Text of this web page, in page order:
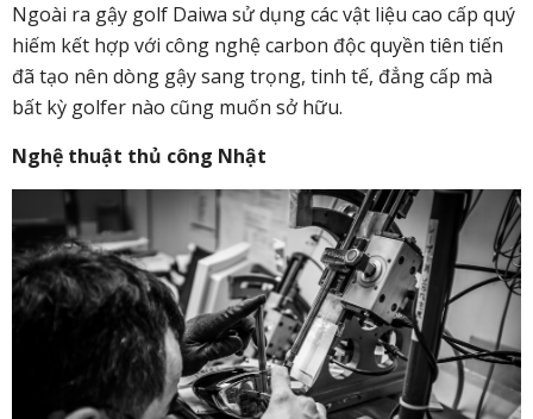
Ngoài ra gậy golf Daiwa sử dụng các vật liệu cao cấp quý
hiếm kết hợp với công nghệ carbon độc quyền tiên tiến
đã tạo nên dòng gậy sang trọng, tinh tế, đẳng cấp mà
bất kỳ golfer nào cũng muốn sở hữu.
Nghệ thuật thủ công Nhật